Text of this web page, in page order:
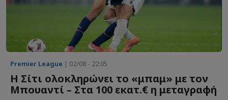
Premier League | 02/08 - 22:05
Η Σίτι ολοκληρώνει το «μπαμ» με τον
Μπουαντί – Στα 100 εκατ.€ η μεταγραφή